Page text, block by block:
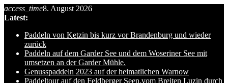
Skip
to
content
access_time8. August 2026
Latest:
Paddeln von Ketzin bis kurz vor Brandenburg und wieder
zurück
Paddeln auf dem Garder See und dem Woseriner See mit
umsetzen an der Garder Mühle.
Genusspaddeln 2023 auf der heimatlichen Warnow
Paddeltour auf den Feldberger Seen,vom Breiten Luzin durch